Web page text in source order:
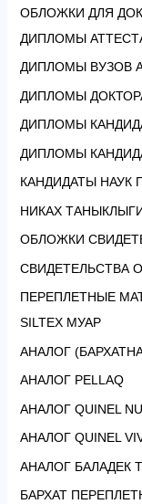
ОБЛОЖКИ ДЛЯ
ДИПЛОМЫ
ДИПЛОМЫ ВУЗОВ
ДИПЛОМЫ
ДИПЛОМЫ
ДИПЛОМЫ
КАНДИДАТЫ НАУК
НИКАХ
ОБЛОЖКИ
СВИДЕТЕЛЬСТВА
ПЕРЕПЛЕТНЫЕ
SILTEX МУАР
АНАЛОГ
АНАЛОГ PELLAQ
АНАЛОГ QUINEL
АНАЛОГ QUINEL
АНАЛОГ БАЛАДЕК
БАРХАТ